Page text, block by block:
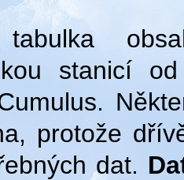
tabulka
stanicí
protože
dat.